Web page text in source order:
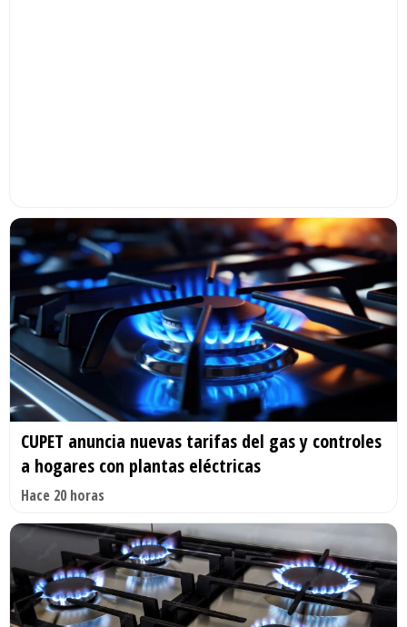
CUPET anuncia nuevas tarifas del gas y controles
a hogares con plantas eléctricas
Hace 20 horas